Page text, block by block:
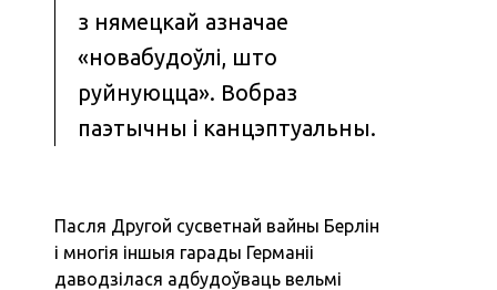
з нямецкай азначае
«новабудоўлі, што
руйнуюцца». Вобраз
паэтычны і канцэптуальны.
Пасля Другой сусветнай вайны Берлін
і многія іншыя гарады Германіі
даводзілася адбудоўваць вельмі